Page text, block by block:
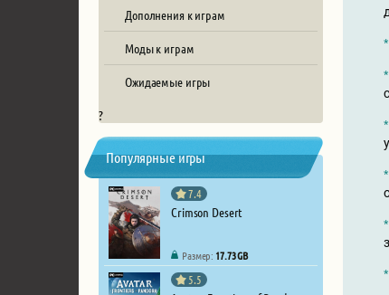
Дополнения к играм
Моды к играм
Ожидаемые игры
?
Популярные игры
7.4
Crimson Desert
Размер: 17.73 GB
5.5